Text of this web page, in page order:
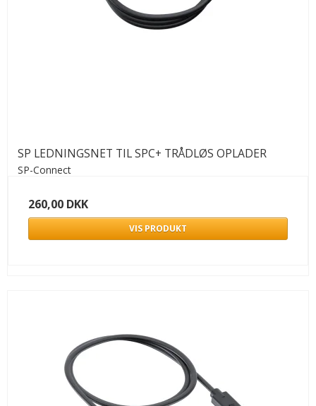
SP LEDNINGSNET TIL SPC+ TRÅDLØS OPLADER
SP-Connect
260,00 DKK
VIS PRODUKT